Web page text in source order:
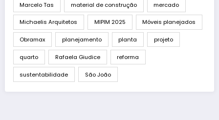
Marcelo Tas material de construção mercado
Michaelis Arquitetos MIPIM 2025 Móveis planejados
Obramax planejamento planta projeto
quarto Rafaela Giudice reforma
sustentabilidade São João